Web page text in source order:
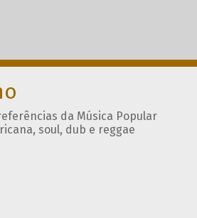
da Música Popular
soul, dub e reggae